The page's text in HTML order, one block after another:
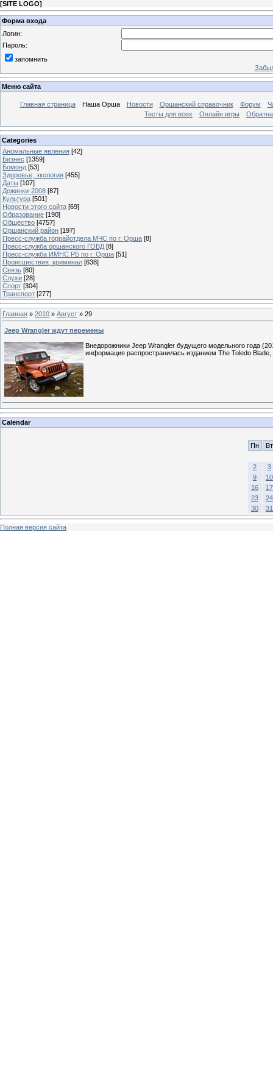
[SITE LOGO]
Форма входа
Логин:
Пароль:
запомнить
Меню сайта
Главная страница Наша Орша Новости Оршанский справочник Форум
Тесты для всех
Онлайн игры
Categories
Аномальные явления [42]
Бизнес [1359]
Бомонд [53]
Здоровье, экология [455]
Даты [107]
Дожинки-2008 [87]
Культура [501]
Новости этого сайта [69]
Образование [190]
Общество [4757]
Оршанский район [197]
Пресс-служба горрайотдела МЧС по г. Орша [8]
Пресс-служба оршанского ГОВД [8]
Пресс-служба ИМНС РБ по г. Орша [51]
Проиcшествия, криминал [638]
Связь [80]
Слухи [28]
Спорт [304]
Транспорт [277]
Главная » 2010 » Август » 29
Jeep Wrangler ждут перемены
Внедорожники Jeep Wrangler будущего модельного года
информация распространилась изданием The Toledo
Calendar
Пн
Вт
2
3
9
10
16
17
23
24
30
31
Полная версия сайта